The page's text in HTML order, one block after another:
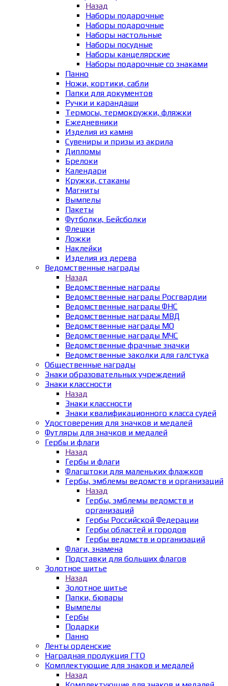
Назад
Наборы подарочные
Наборы подарочные
Наборы настольные
Наборы посудные
Наборы канцелярские
Наборы подарочные со знаками
Панно
Ножи, кортики, сабли
Папки для документов
Ручки и карандаши
Термосы, термокружки, фляжки
Ежедневники
Изделия из камня
Сувениры и призы из акрила
Дипломы
Брелоки
Календари
Кружки, стаканы
Магниты
Вымпелы
Пакеты
Футболки, Бейсболки
Флешки
Ложки
Наклейки
Изделия из дерева
Ведомственные награды
Назад
Ведомственные награды
Ведомственные награды Росгвардии
Ведомственные награды ФНС
Ведомственные награды МВД
Ведомственные награды МО
Ведомственные награды МЧС
Ведомственные фрачные значки
Ведомственные заколки для галстука
Общественные награды
Знаки образовательных учреждений
Знаки классности
Назад
Знаки классности
Знаки квалификационного класса судей
Удостоверения для значков и медалей
Футляры для значков и медалей
Гербы и флаги
Назад
Гербы и флаги
Флагштоки для маленьких флажков
Гербы, эмблемы ведомств и организаций
Назад
Гербы, эмблемы ведомств и
организаций
Гербы Российской Федерации
Гербы областей и городов
Гербы ведомств и организаций
Флаги, знамена
Подставки для больших флагов
Золотное шитье
Назад
Золотное шитье
Папки, бювары
Вымпелы
Гербы
Подарки
Панно
Ленты орденские
Наградная продукция ГТО
Комплектующие для знаков и медалей
Назад